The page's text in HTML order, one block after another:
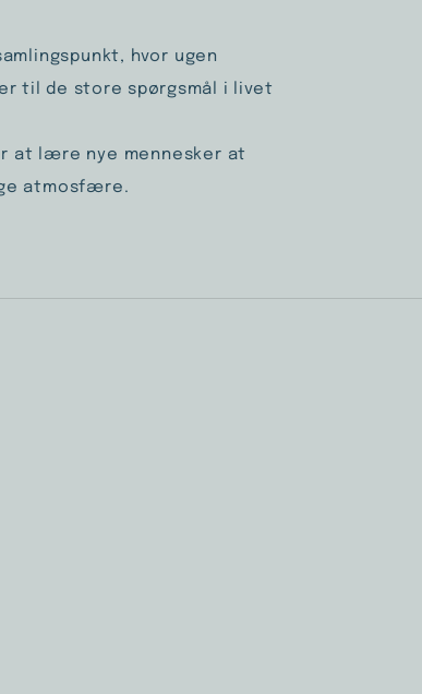
hvor ugen
til de store spørgsmål i livet
at lære nye mennesker at
atmosfære.